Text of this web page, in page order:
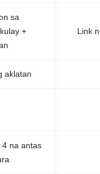
sa
+
Link
aklatan
4 na antas